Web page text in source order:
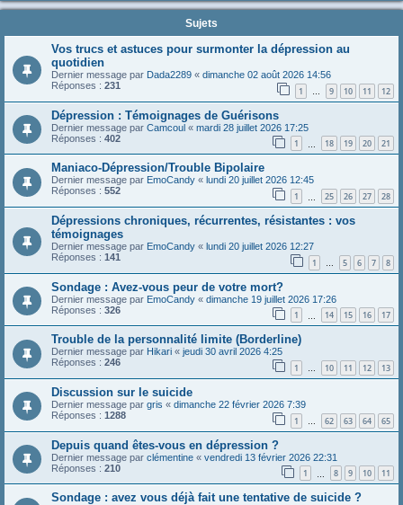
Sujets
Vos trucs et astuces pour surmonter la dépression au
quotidien
Dernier message par Dada2289 « dimanche 02 août 2026 14:56
Réponses : 231 1 … 9 10 11 12
Dépression : Témoignages de Guérisons
Dernier message par Camcoul « mardi 28 juillet 2026 17:25
Réponses : 402 1 18 19 20 21
Maniaco-Dépression/Trouble Bipolaire
Dernier message par EmoCandy « lundi 20 juillet 2026 12:45
Réponses : 552 1 25 26 27 28
Dépressions chroniques, récurrentes, résistantes : vos
témoignages
Dernier message par EmoCandy « lundi 20 juillet 2026 12:27
Réponses : 141 1 … 5 6 7 8
Sondage : Avez-vous peur de votre mort?
Dernier message par EmoCandy « dimanche 19 juillet 2026 17:26
Réponses : 326 1 14 15 16 17
Trouble de la personnalité limite (Borderline)
Dernier message par Hikari « jeudi 30 avril 2026 4:25
Réponses : 246 1 … 10 11 12 13
Discussion sur le suicide
Dernier message par gris « dimanche 22 février 2026 7:39
Réponses : 1288 1 … 62 63 64 65
Depuis quand êtes-vous en dépression ?
Dernier message par clémentine « vendredi 13 février 2026 22:31
Réponses : 210 1 8 9 10 11
Sondage : avez vous déjà fait une tentative de suicide ?